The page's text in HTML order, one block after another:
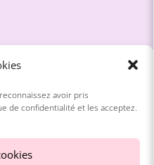
avoir pris
de confidentialité et les acceptez.
confidentialitéet les
d'utilisation de Google